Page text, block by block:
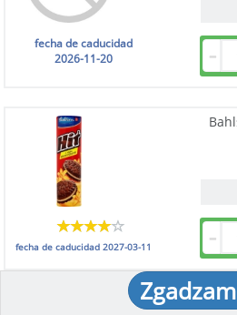
fecha de caducidad
2026-11-20
fecha de caducidad2027-03-11